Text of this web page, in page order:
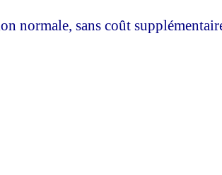
normale, sans coût